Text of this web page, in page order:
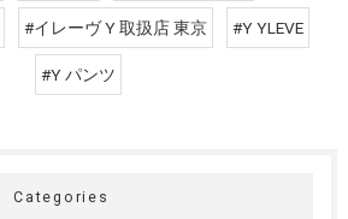
#イレーヴ Y 取扱店 東京 #Y YLEVE
#Y パンツ
Categories